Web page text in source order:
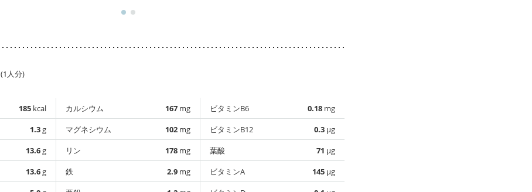
(1人分)
185 kcal
1.3g
13.6g
13.6g
カルシウム 167 mg
マグネシウム
102 mg
リン
178 mg
鉄
2.9 mg
ビタミンB6 0.18 mg
ビタミンB12
0.3 µg
葉酸
71 µg
ビタミンA
145 µg